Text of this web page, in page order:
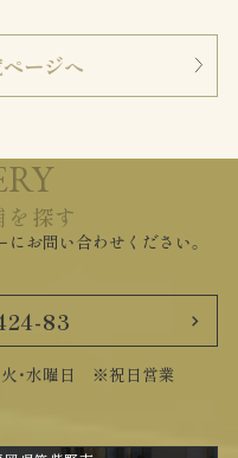
ージへ
探す
お問い合わせください。
83 chevron_right
火・水曜日 ※祝日営業